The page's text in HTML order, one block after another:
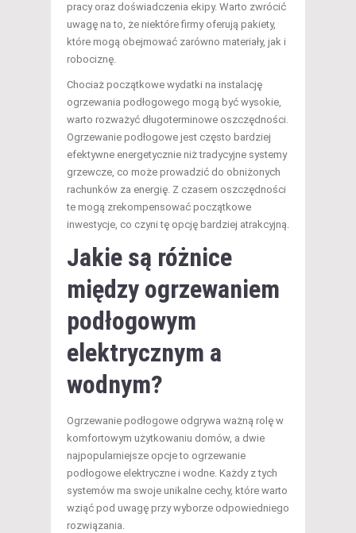
pracy oraz doświadczenia ekipy. Warto zwrócić
uwagę na to, że niektóre firmy oferują pakiety,
które mogą obejmować zarówno materiały, jak i
robociznę.
Chociaż początkowe wydatki na instalację
ogrzewania podłogowego mogą być wysokie,
warto rozważyć długoterminowe oszczędności.
Ogrzewanie podłogowe jest często bardziej
efektywne energetycznie niż tradycyjne systemy
grzewcze, co może prowadzić do obniżonych
rachunków za energię. Z czasem oszczędności
te mogą zrekompensować początkowe
inwestycje, co czyni tę opcję bardziej atrakcyjną.
Jakie są różnice
między ogrzewaniem
podłogowym
elektrycznym a
wodnym?
Ogrzewanie podłogowe odgrywa ważną rolę w
komfortowym użytkowaniu domów, a dwie
najpopularniejsze opcje to ogrzewanie
podłogowe elektryczne i wodne. Każdy z tych
systemów ma swoje unikalne cechy, które warto
wziąć pod uwagę przy wyborze odpowiedniego
rozwiązania.